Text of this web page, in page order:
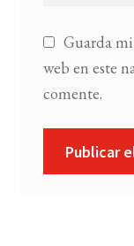
Guarda
web en este
comente.